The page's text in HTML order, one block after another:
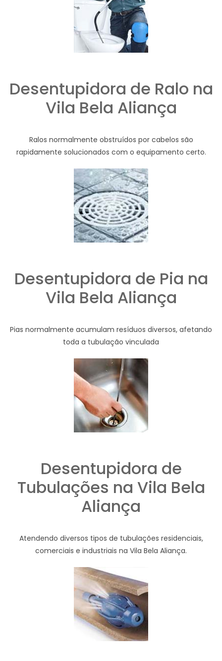
Desentupidora de Ralo na
Vila Bela Aliança
Ralos normalmente obstruídos por cabelos são
rapidamente solucionados com o equipamento certo.
Desentupidora de Pia na
Vila Bela Aliança
Pias normalmente acumulam resíduos diversos, afetando
toda a tubulação vinculada
Desentupidora de
Tubulações na Vila Bela
Aliança
Atendendo diversos tipos de tubulações residenciais,
comerciais e industriais na Vila Bela Aliança.